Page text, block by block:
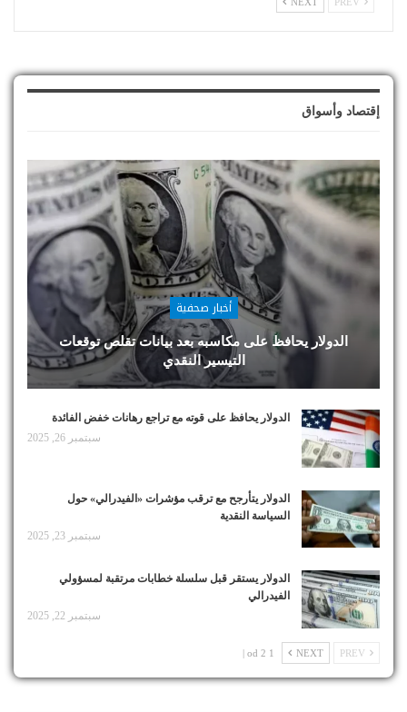
إقتصاد وأسواق
أخبار صحفية
الدولار يحافظ على مكاسبه بعد بيانات تقلص توقعات
التيسير النقدي
الدولار يحافظ على قوته مع تراجع رهانات خفض الفائدة
سبتمبر 26, 2025
الدولار يتأرجح مع ترقب مؤشرات «الفيدرالي» حول
السياسة النقدية
سبتمبر 23, 2025
الدولار يستقر قبل سلسلة خطابات مرتقبة لمسؤولي
الفيدرالي
سبتمبر 22, 2025
NEXT
1 od 2 |